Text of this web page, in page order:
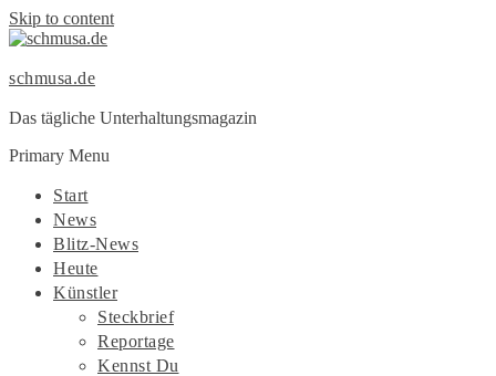
Skip to content
schmusa.de
Das tägliche Unterhaltungsmagazin
Primary Menu
Start
News
Blitz-News
Heute
Künstler
Steckbrief
Reportage
Kennst Du